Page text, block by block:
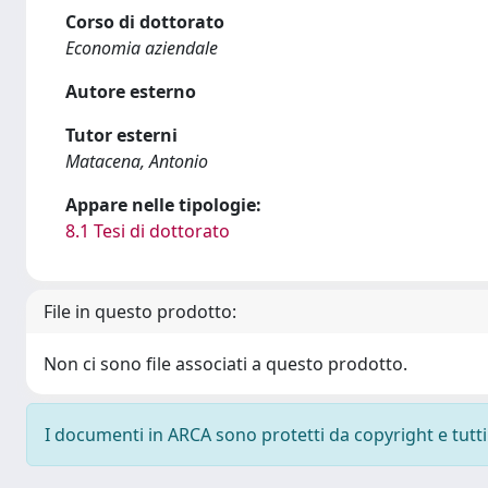
Corso di dottorato
Economia aziendale
Autore esterno
Tutor esterni
Matacena, Antonio
Appare nelle tipologie:
8.1 Tesi di dottorato
File in questo prodotto:
Non ci sono file associati a questo prodotto.
I documenti in ARCA sono protetti da copyright e